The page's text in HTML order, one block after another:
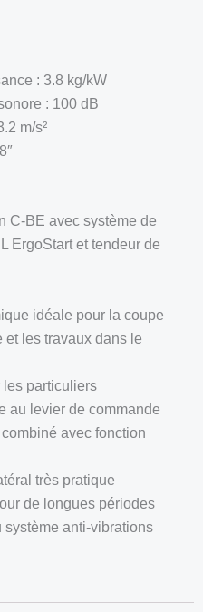
: 3.8 kg/kW
: 100 dB
m/s²
C-BE avec système de
ErgoStart et tendeur de
idéale pour la coupe
et les travaux dans le
particuliers
au levier de commande
avec fonction
très pratique
de longues périodes
système anti-vibrations